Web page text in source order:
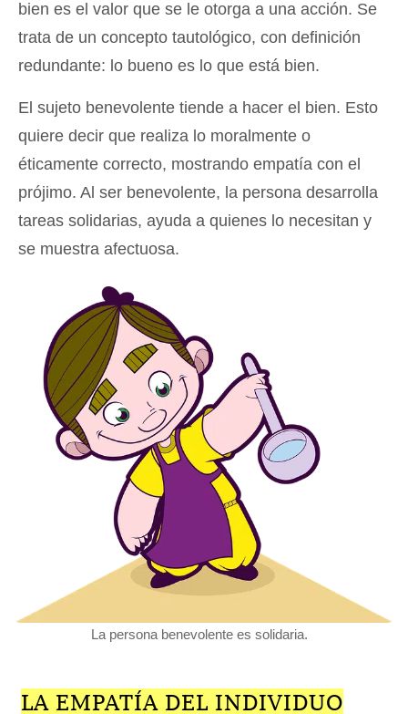
bien es el valor que se le otorga a una acción. Se
trata de un concepto tautológico, con definición
redundante: lo bueno es lo que está bien.
El sujeto benevolente tiende a hacer el bien. Esto
quiere decir que realiza lo moralmente o
éticamente correcto, mostrando empatía con el
prójimo. Al ser benevolente, la persona desarrolla
tareas solidarias, ayuda a quienes lo necesitan y
se muestra afectuosa.
La persona benevolente es solidaria.
LA EMPATÍA DEL INDIVIDUO